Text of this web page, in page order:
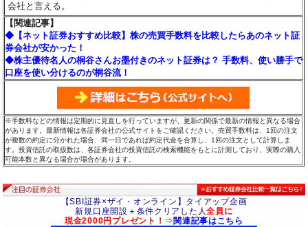
会社と言える。
【関連記事】
◆【ネット証券おすすめ比較】株の売買手数料を比較したらあのネット証
券会社が安かった！
◆株主優待名人の桐谷さんお墨付きのネット証券は？ 手数料、使い勝手で
口座を使い分けるのが桐谷流！
※手数料などの情報は定期的に見直しを行っていますが、更新の関係で最新の情報と異なる場合
があります。最新情報は各証券会社の公式サイトをご確認ください。売買手数料は、1回の注文
が複数の約定に分かれた場合、同一日であれば約定代金を合算し、1回の注文として計算しま
す。投資信託の取扱数は、各証券会社の投資信託の検索機能をもとに計測しており、実際の購入
可能本数と異なる場合が場合があります。
【SBI証券×ザイ・オンライン】タイアップ企画
新規口座開設＋条件クリアした人全員に
現金2000円プレゼント！ ⇒ 関連記事はこちら